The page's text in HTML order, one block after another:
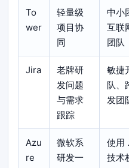
To
wer
轻量级
项目协
同
中小
互联
团队
Jira
老牌研
发问题
与需求
跟踪
敏捷
队、
发团
Azu
re
微软系
研发一
使用
技术